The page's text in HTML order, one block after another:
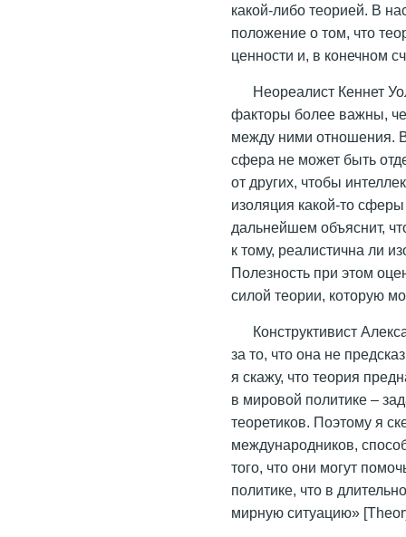
какой-либо теорией. В
положение о том, что
ценности и, в конечном
Неореалист Кеннет
факторы более важны,
между ними отношения.
сфера не может быть
от других, чтобы
изоляция какой-то
дальнейшем объяснит,
к тому, реалистична ли
Полезность при этом
силой теории, которую
Конструктивист
за то, что она не
я скажу, что теория
в мировой политике –
теоретиков. Поэтому я
международников,
того, что они могут
политике, что в
мирную ситуацию»